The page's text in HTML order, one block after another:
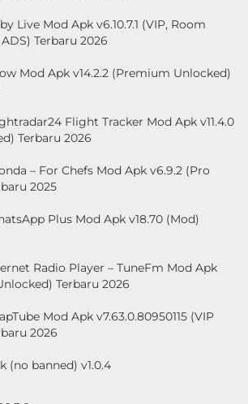
Live Mod Apk v6.10.7.1 (VIP, Room
Terbaru 2026
Mod Apk v14.2.2 (Premium Unlocked)
Flight Tracker Mod Apk v11.4.0
Terbaru 2026
– For Chefs Mod Apk v6.9.2 (Pro
2025
Plus Mod Apk v18.70 (Mod)
Radio Player – TuneFm Mod Apk
Terbaru 2026
Mod Apk v7.63.0.80950115 (VIP
2026
(no banned) v1.0.4